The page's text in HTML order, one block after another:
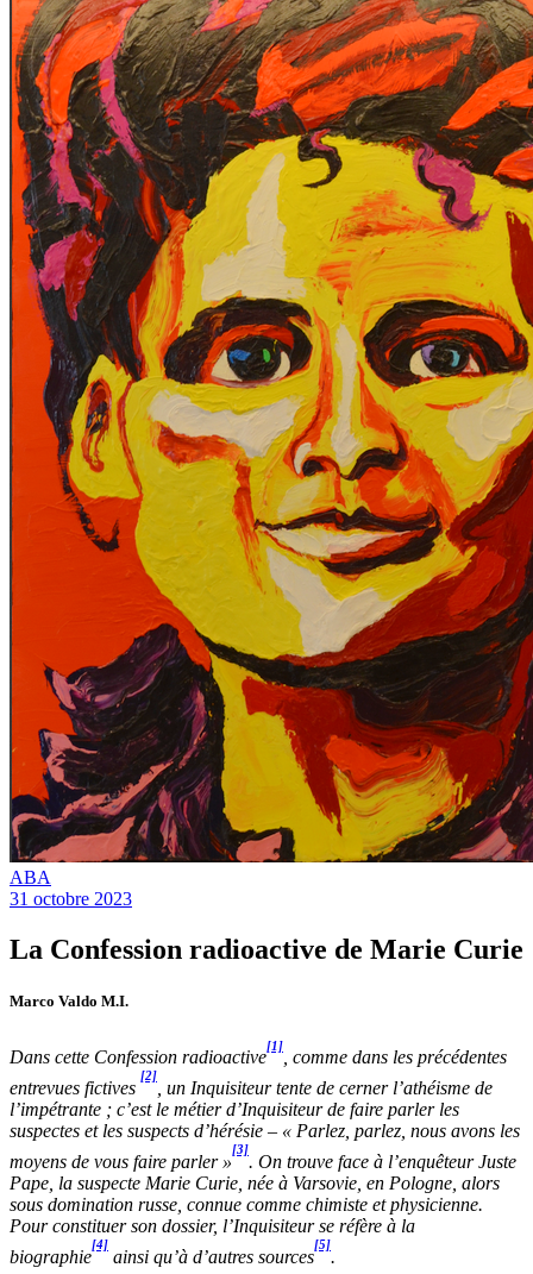
ABA
31 octobre 2023
La Confession radioactive de Marie Curie
Marco Valdo M.I.
Dans cette Confession radioactive
[1]
, comme dans les précédentes
entrevues fictives
[2]
, un Inquisiteur tente de cerner l’athéisme de
l’impétrante ; c’est le métier d’Inquisiteur de faire parler les
suspectes et les suspects d’hérésie – « Parlez, parlez, nous avons les
moyens de vous faire parler »
[3]
. On trouve face à l’enquêteur Juste
Pape, la suspecte Marie Curie, née à Varsovie, en Pologne, alors
sous domination russe, connue comme chimiste et physicienne.
Pour constituer son dossier, l’Inquisiteur se réfère à la
biographie
[4]
ainsi qu’à d’autres sources
[5]